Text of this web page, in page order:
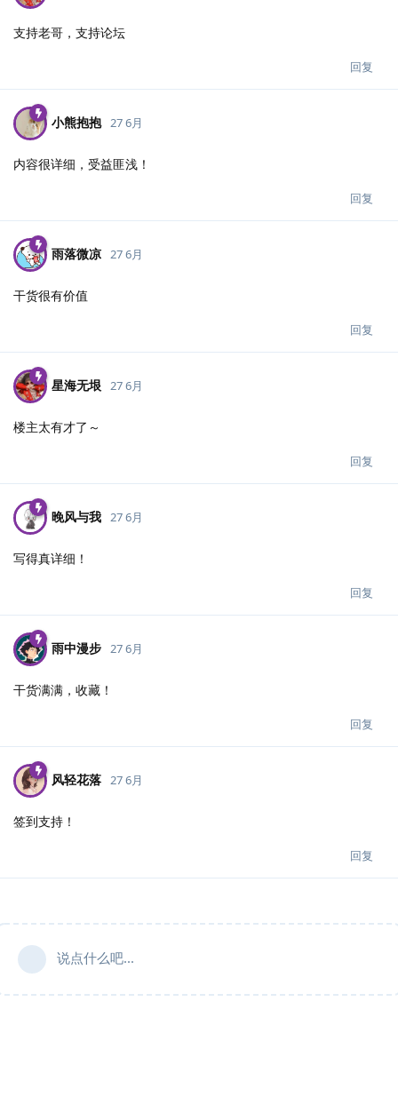
支持老哥，支持论坛
回复
小熊抱抱 27 6月
内容很详细，受益匪浅！
回复
雨落微凉 27 6月
干货很有价值
回复
星海无垠 27 6月
楼主太有才了～
回复
晚风与我 27 6月
写得真详细！
回复
雨中漫步 27 6月
干货满满，收藏！
回复
风轻花落 27 6月
签到支持！
回复
说点什么吧...